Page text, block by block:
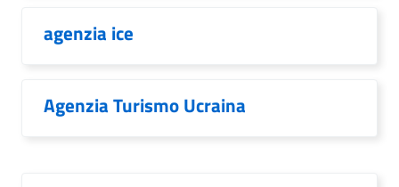
agenzia ice
Agenzia Turismo Ucraina